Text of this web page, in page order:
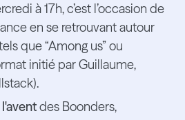
à 17h, c’est l’occasion de
en se retrouvant autour
que “Among us” ou
initié par Guillaume,
des Boonders,